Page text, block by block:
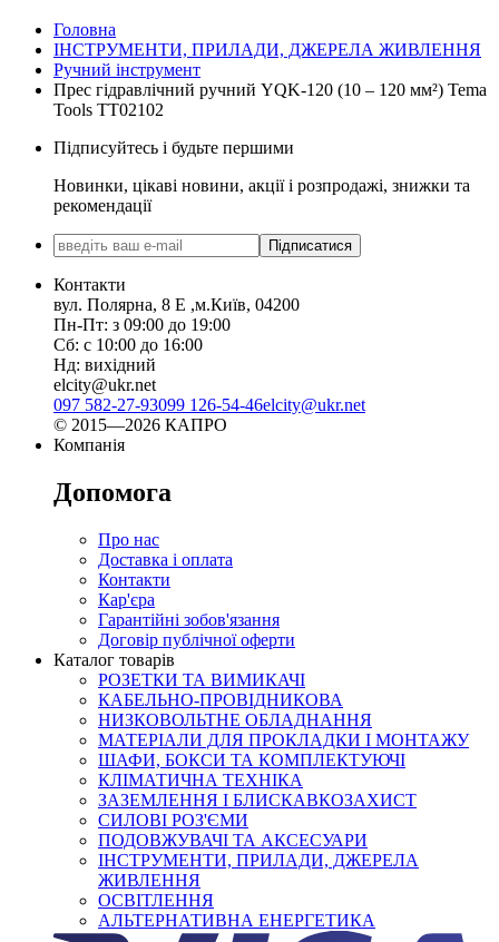
Головна
ІНСТРУМЕНТИ, ПРИЛАДИ, ДЖЕРЕЛА ЖИВЛЕННЯ
Ручний інструмент
Прес гідравлічний ручний YQK-120 (10 – 120 мм²) Tema
Tools ТТ02102
Підписуйтесь і будьте першими
Новинки, цікаві новини, акції і розпродажі, знижки та
рекомендації
Підписатися
Контакти
вул. Полярна, 8 Е ,м.Київ, 04200
Пн-Пт: з 09:00 до 19:00
Сб: с 10:00 до 16:00
Нд: вихідний
elcity@ukr.net
097 582-27-93099 126-54-46elcity@ukr.net
© 2015—2026 КАПРО
Компанія
Допомога
Про нас
Доставка і оплата
Контакти
Кар'єра
Гарантійні зобов'язання
Договір публічної оферти
Каталог товарів
РОЗЕТКИ ТА ВИМИКАЧІ
КАБЕЛЬНО-ПРОВІДНИКОВА
НИЗКОВОЛЬТНЕ ОБЛАДНАННЯ
МАТЕРІАЛИ ДЛЯ ПРОКЛАДКИ І МОНТАЖУ
ШАФИ, БОКСИ ТА КОМПЛЕКТУЮЧІ
КЛІМАТИЧНА ТЕХНІКА
ЗАЗЕМЛЕННЯ І БЛИСКАВКОЗАХИСТ
СИЛОВІ РОЗ'ЄМИ
ПОДОВЖУВАЧІ ТА АКСЕСУАРИ
ІНСТРУМЕНТИ, ПРИЛАДИ, ДЖЕРЕЛА
ЖИВЛЕННЯ
ОСВІТЛЕННЯ
АЛЬТЕРНАТИВНА ЕНЕРГЕТИКА